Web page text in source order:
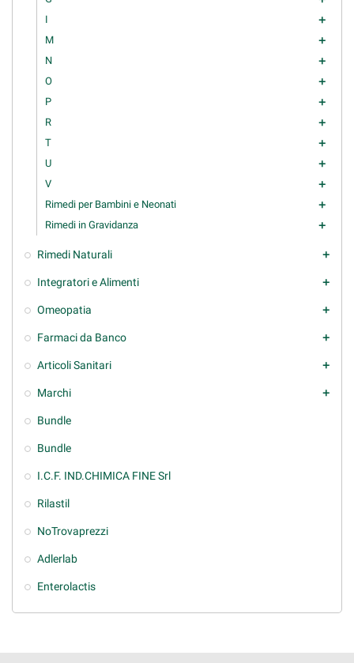
I add
M add
N add
O add
P add
R add
T add
U add
V add
Rimedi per Bambini e Neonati add
Rimedi in Gravidanza add
Rimedi Naturali add
Integratori e Alimenti add
Omeopatia add
Farmaci da Banco add
Articoli Sanitari add
Marchi add
Bundle
Bundle
I.C.F. IND.CHIMICA FINE Srl
Rilastil
NoTrovaprezzi
Adlerlab
Enterolactis